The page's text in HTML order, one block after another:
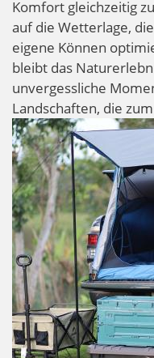
Komfort gleichzeitig
auf die Wetterlage,
eigene Können
bleibt das
unvergessliche
Landschaften, die